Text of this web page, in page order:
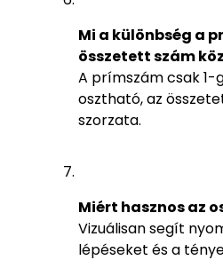
Mi a különbség a
összetett szám
A prímszám csak 1-
osztható, az
szorzata.
Miért hasznos az
Vizuálisan segít
lépéseket és a